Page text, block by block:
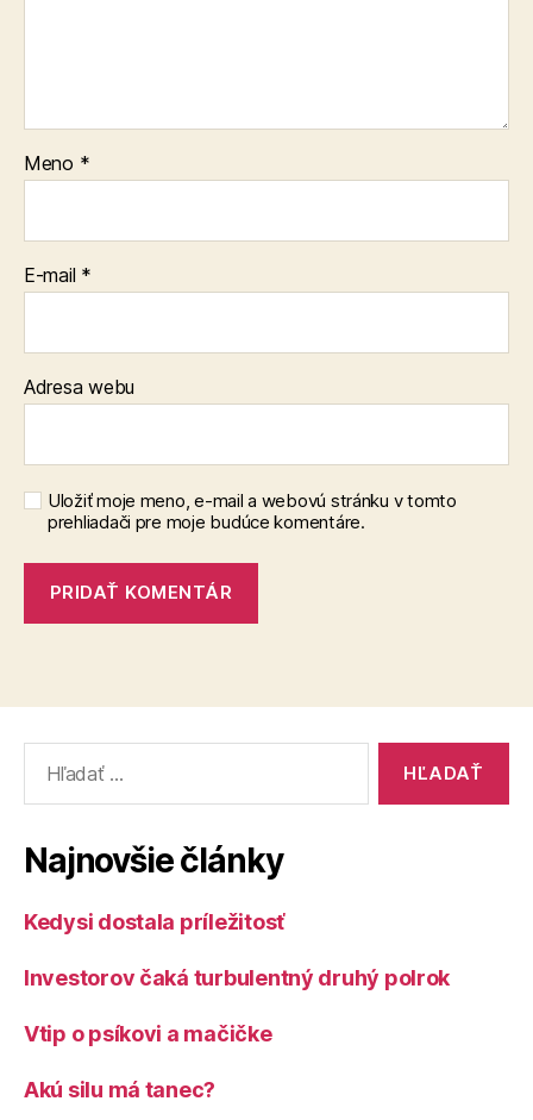
Meno *
E-mail *
Adresa webu
Uložiť moje meno, e-mail a webovú stránku v tomto
prehliadači pre moje budúce komentáre.
Najnovšie články
Kedysi dostala príležitosť
Investorov čaká turbulentný druhý polrok
Vtip o psíkovi a mačičke
Akú silu má tanec?